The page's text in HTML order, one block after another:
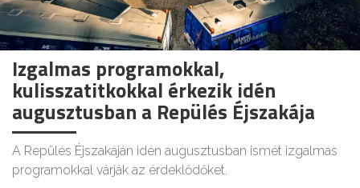
Izgalmas programokkal,
kulisszatitkokkal érkezik idén
augusztusban a Repülés Éjszakája
A Repülés Éjszakáján idén augusztusban ismét izgalmas
programokkal várják az érdeklődőket.